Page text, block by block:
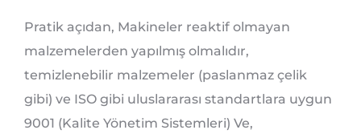
Pratik açıdan, Makineler reaktif olmayan
malzemelerden yapılmış olmalıdır,
temizlenebilir malzemeler (paslanmaz çelik
gibi) ve ISO gibi uluslararası standartlara uygun
9001 (Kalite Yönetim Sistemleri) Ve,